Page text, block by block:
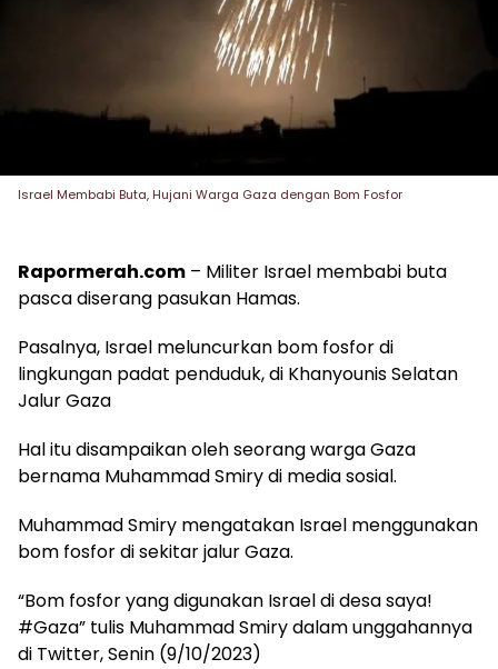
Israel Membabi Buta, Hujani Warga Gaza dengan Bom Fosfor
Rapormerah.com – Militer Israel membabi buta
pasca diserang pasukan Hamas.
Pasalnya, Israel meluncurkan bom fosfor di
lingkungan padat penduduk, di Khanyounis Selatan
Jalur Gaza
Hal itu disampaikan oleh seorang warga Gaza
bernama Muhammad Smiry di media sosial.
Muhammad Smiry mengatakan Israel menggunakan
bom fosfor di sekitar jalur Gaza.
“Bom fosfor yang digunakan Israel di desa saya!
#Gaza” tulis Muhammad Smiry dalam unggahannya
di Twitter, Senin (9/10/2023)